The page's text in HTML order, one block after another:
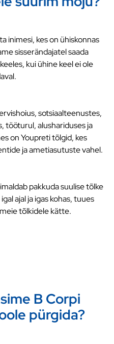
inimesi, kes on ühiskonnas
sisserändajatel saada
kui ühine keel ei ole
sotsiaalteenustes,
tööturul, alushariduses ja
on Youpreti tõlgid, kes
ja ametiasutuste vahel.
pakkuda suulise tõlke
ajal ja igas kohas, tuues
tõlkidele kätte.
B Corpi
pürgida?